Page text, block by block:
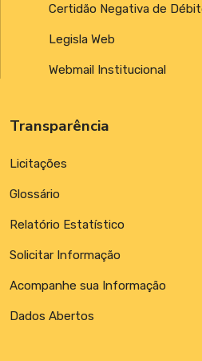
Certidão Negativa de
Legisla Web
Webmail Institucional
Transparência
Licitações
Glossário
Relatório Estatístico
Solicitar Informação
Acompanhe sua Informação
Dados Abertos